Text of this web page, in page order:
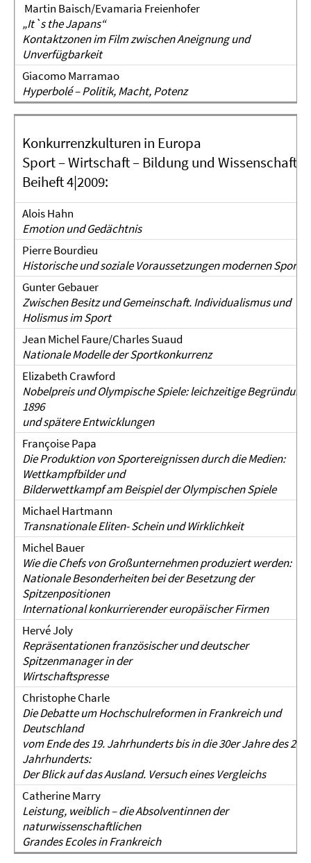
Martin Baisch/Evamaria Freienhofer
„It`s the Japans“
Kontaktzonen im Film zwischen Aneignung und
Unverfügbarkeit
Giacomo Marramao
Hyperbolé – Politik, Macht, Potenz
Konkurrenzkulturen in Europa
Sport – Wirtschaft – Bildung und Wissenschaft;
Beiheft 4|2009:
Alois Hahn
Emotion und Gedächtnis
Pierre Bourdieu
Historische und soziale Voraussetzungen modernen Sports
Gunter Gebauer
Zwischen Besitz und Gemeinschaft. Individualismus und
Holismus im Sport
Jean Michel Faure/Charles Suaud
Nationale Modelle der Sportkonkurrenz
Elizabeth Crawford
Nobelpreis und Olympische Spiele: leichzeitige Begründung
1896
und spätere Entwicklungen
Françoise Papa
Die Produktion von Sportereignissen durch die Medien:
Wettkampfbilder und
Bilderwettkampf am Beispiel der Olympischen Spiele
Michael Hartmann
Transnationale Eliten- Schein und Wirklichkeit
Michel Bauer
Wie die Chefs von Großunternehmen produziert werden:
Nationale Besonderheiten bei der Besetzung der
Spitzenpositionen
International konkurrierender europäischer Firmen
Hervé Joly
Repräsentationen französischer und deutscher
Spitzenmanager in der
Wirtschaftspresse
Christophe Charle
Die Debatte um Hochschulreformen in Frankreich und
Deutschland
vom Ende des 19. Jahrhunderts bis in die 30er Jahre des 20.
Jahrhunderts:
Der Blick auf das Ausland. Versuch eines Vergleichs
Catherine Marry
Leistung, weiblich – die Absolventinnen der
naturwissenschaftlichen
Grandes Ecoles in Frankreich